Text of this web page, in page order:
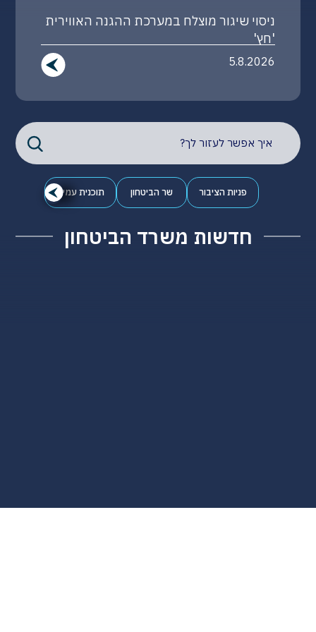
זוכי פרס מגן שר הביטחון לשנת 2026
4.8.2026
פניות הציבור שר הביטחון תוכנית עמית
חדשות משרד הביטחון